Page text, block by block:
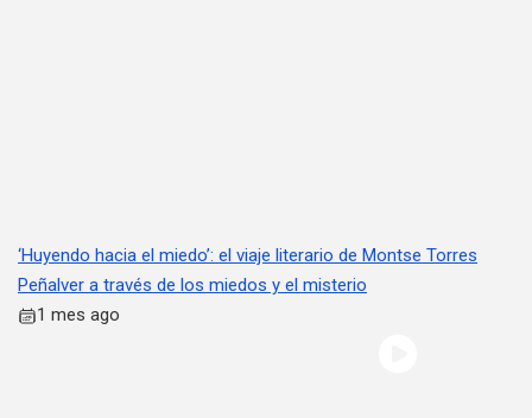
‘Huyendo hacia el miedo’: el viaje literario de Montse Torres
Peñalver a través de los miedos y el misterio
1 mes ago